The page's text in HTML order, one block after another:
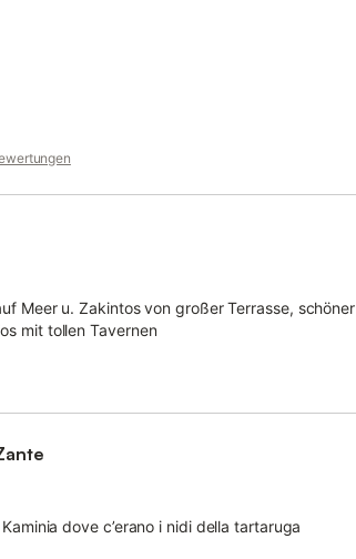
Meer u. Zakintos von großer Terrasse, schöner
mit tollen Tavernen
dove c’erano i nidi della tartaruga